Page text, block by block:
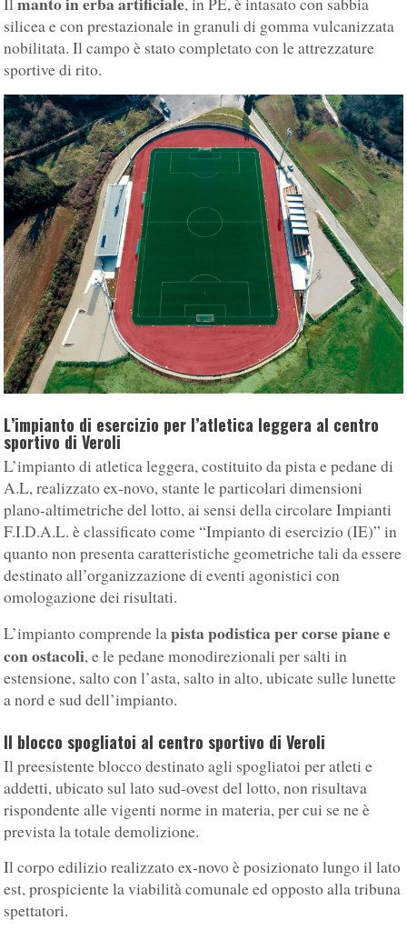
silicea e con prestazionale in granuli di gomma vulcanizzata
nobilitata. Il campo è stato completato con le attrezzature
sportive di rito.
L’impianto di esercizio per l’atletica leggera al centro
sportivo di Veroli
L’impianto di atletica leggera, costituito da pista e pedane di
A.L, realizzato ex-novo, stante le particolari dimensioni
plano-altimetriche del lotto, ai sensi della circolare Impianti
F.I.D.A.L. è classificato come “Impianto di esercizio (IE)” in
quanto non presenta caratteristiche geometriche tali da essere
destinato all’organizzazione di eventi agonistici con
omologazione dei risultati.
L’impianto comprende lapista podistica per corse piane e
con ostacoli, e le pedane monodirezionali per salti in
estensione, salto con l’asta, salto in alto, ubicate sulle lunette
a nord e sud dell’impianto.
Il blocco spogliatoi al centro sportivo di Veroli
Il preesistente blocco destinato agli spogliatoi per atleti e
addetti, ubicato sul lato sud-ovest del lotto, non risultava
rispondente alle vigenti norme in materia, per cui se ne è
prevista la totale demolizione.
Il corpo edilizio realizzato ex-novo è posizionato lungo il lato
est, prospiciente la viabilità comunale ed opposto alla tribuna
spettatori.